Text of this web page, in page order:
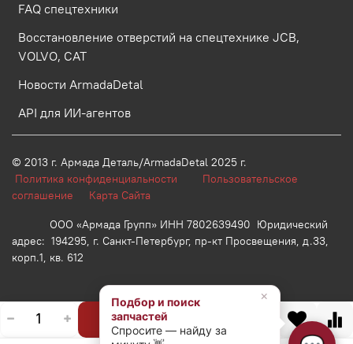
В корзину
FAQ спецтехники
Восстановление отверстий на спецтехнике JCB,
VOLVO, CAT
Новости ArmadaDetal
API для ИИ-агентов
© 2013 г. Армада Деталь/ArmadaDetal 2025 г.
Политика конфиденциальности
Пользовательское
соглашение Карта Сайта
ООО «Армада Групп» ИНН 7802639490 Юридический
адрес: 194295, г. Санкт-Петербург, пр-кт Просвещения, д.33,
корп.1, кв. 612
×
Подбор и поиск
запчастей
Спросите — найду за